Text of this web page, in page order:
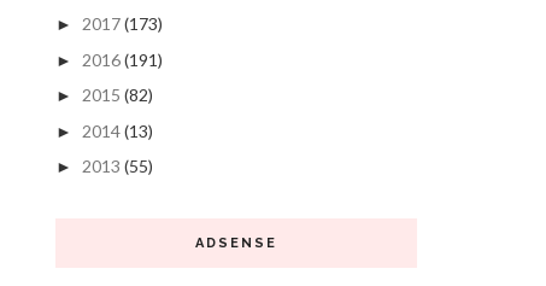
► 2017(173)
► 2016(191)
► 2015 (82)
► 2014(13)
► 2013 (55)
ADSENSE